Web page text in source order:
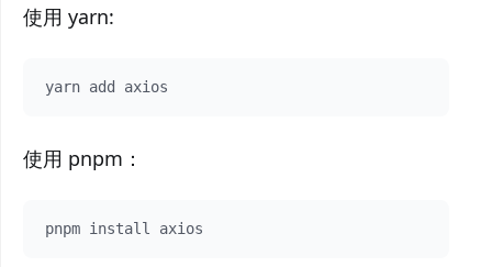
使用 yarn:
使用 pnpm：